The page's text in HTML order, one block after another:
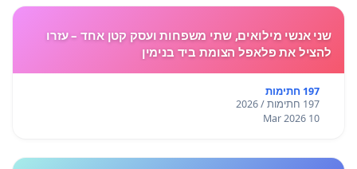
שני אנשי מילואים, שתי משפחות ועסק קטן אחד – עזרו
להציל את פלאפל הצומת ביד בנימין
197 חתימות
197 חתימות / 2026
10 Mar 2026